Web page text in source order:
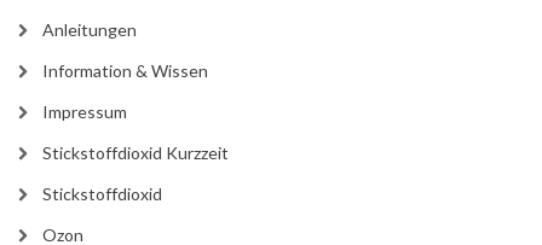
Anleitungen
Information & Wissen
Impressum
Stickstoffdioxid Kurzzeit
Stickstoffdioxid
Ozon